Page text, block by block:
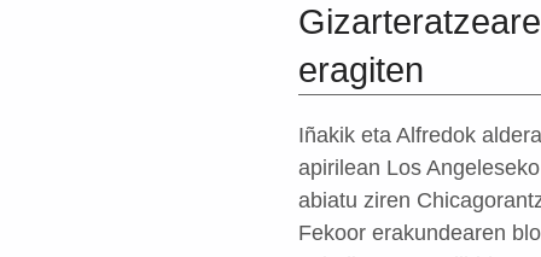
eragiten
Iñakik eta Alfredok
apirilean Los
abiatu ziren
Fekoor erakundearen